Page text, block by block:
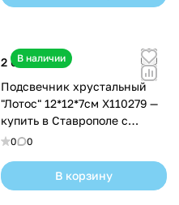
В наличии
2 600 ₽
Подсвечник хрустальный
"Лотос" 12*12*7см X110279 —
купить в Ставрополе с
доставкой
0 0
В корзину